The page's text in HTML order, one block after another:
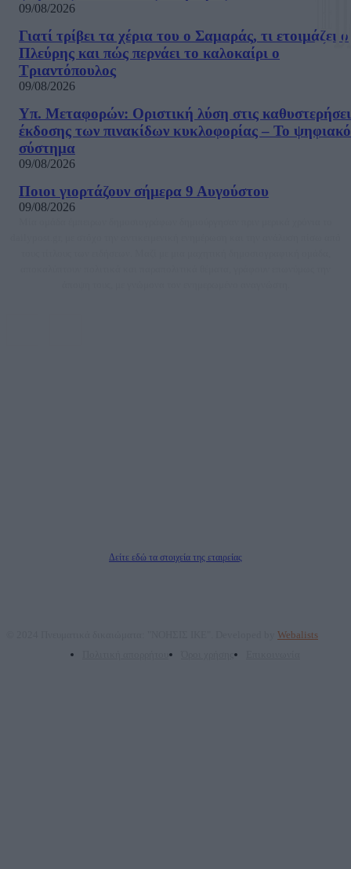
09/08/2026
Γιατί τρίβει τα χέρια του ο Σαμαράς, τι ετοιμάζει ο
Πλεύρης και πώς περνάει το καλοκαίρι ο
Τριαντόπουλος
09/08/2026
Υπ. Μεταφορών: Οριστική λύση στις
έκδοσης των πινακίδων κυκλοφορίας – Το ψηφιακό
σύστημα
09/08/2026
Ποιοι γιορτάζουν σήμερα 9 Αυγούστου
09/08/2026
Δείτε εδώ τα στοιχεία της εταιρείας
Webalists